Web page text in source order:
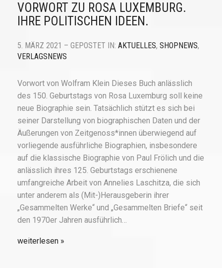
VORWORT ZU ROSA LUXEMBURG.
IHRE POLITISCHEN IDEEN.
5. MÄRZ 2021 – GEPOSTET IN: AKTUELLES, SHOPNEWS,
VERLAGSNEWS
Vorwort von Wolfram Klein Dieses Buch anlässlich
des 150. Geburtstags von Rosa Luxemburg soll keine
neue Biographie sein. Tatsächlich stützt es sich bei
seiner Darstellung von biographischen Daten und der
Äußerungen von Zeitgenoss*innen überwiegend auf
vorliegende ausführliche Biographien, insbesondere
auf die klassische Biographie von Paul Frölich und die
anlässlich ihres 125. Geburtstags erschienene
umfangreiche Arbeit von Annelies Laschitza, die sich
unter anderem als (Mit-)Herausgeberin ihrer
„Gesammelten Werke“ und „Gesammelten Briefe“ seit
den 1970er Jahren ausführlich…
weiterlesen